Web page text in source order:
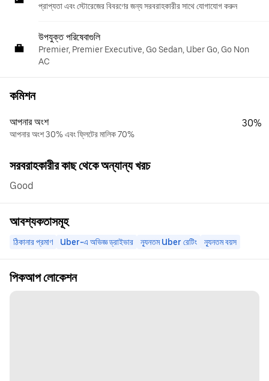
প্রাপ্যতা এবং স্টোরেজের বিবরণের জন্য সরবরাহকারীর সাথে যোগাযোগ করুন
উপযুক্ত পরিষেবাগুলি
Premier, Premier Executive, Go Sedan, Uber Go, Go Non
AC
কমিশন
আপনার অংশ
আপনার অংশ 30% এবং ফ্লিটের মালিক 70%
30%
সরবরাহকারীর কাছ থেকে অন্যান্য খরচ
Good
আবশ্যকতাসমূহ
ঠিকানার প্রমাণ Uber-এ অভিজ্ঞ ড্রাইভার ন্যূনতম Uber রেটিং ন্যূনতম বয়স
পিকআপ লোকেশন